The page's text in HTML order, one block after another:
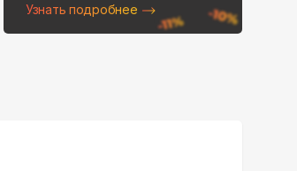
В Telegram
Узнать подробнее